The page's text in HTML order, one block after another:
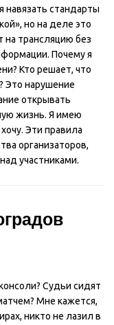
навязать стандарты
но на деле это
на трансляцию без
Почему я
Кто решает, что
Это нарушение
открывать
жизнь. Я имею
Эти правила
организаторов,
участниками.
Судьи сидят
Мне кажется,
никто не лазил в